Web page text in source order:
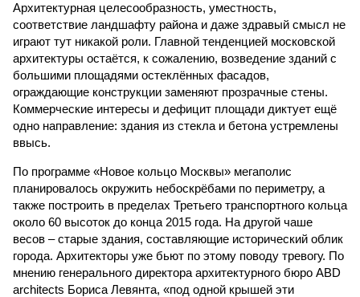
Архитектурная целесообразность, уместность,
соответствие ландшафту района и даже здравый смысл не
играют тут никакой роли. Главной тенденцией московской
архитектуры остаётся, к сожалению, возведение зданий с
большими площадями остеклённых фасадов,
ограждающие конструкции заменяют прозрачные стены.
Коммерческие интересы и дефицит площади диктует ещё
одно направление: здания из стекла и бетона устремлены
ввысь.
По программе «Новое кольцо Москвы» мегаполис
планировалось окружить небоскрёбами по периметру, а
также построить в пределах Третьего транспортного кольца
около 60 высоток до конца 2015 года. На другой чаше
весов – старые здания, составляющие исторический облик
города. Архитекторы уже бьют по этому поводу тревогу. По
мнению генерального директора архитектурного бюро ABD
architects Бориса Левянта, «под одной крышей эти